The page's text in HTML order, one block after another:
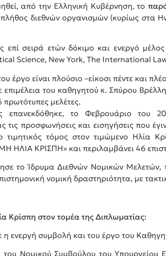
από την Ελληνική Κυβέρνηση, το
διεθνών οργανισμών (κυρίως στα
επί σειρά ετών δόκιμο και ενεργό
Science, New York, The International
έργο είναι πλούσιο –είκοσι πέντε και
επιμέλεια του καθηγητού κ. Σπύρου
πρωτότυπες μελέτες.
το Φεβρουάριο του
τις προσφωνήσεις και εισηγήσεις που
τιμητικός τόμος στον τιμώμενο Ηλία
ΗΛΙΑ ΚΡΙΣΠΗ» και περιλαμβάνει 46
το Ίδρυμα Διεθνών Νομικών Μελετών,
νομική δραστηριότητα, με
Κρίσπη στον τομέα της Διπλωματίας:
η ενεργή συμβολή και του έργο του
του Νομικού Συμβούλου του Υπουργείου